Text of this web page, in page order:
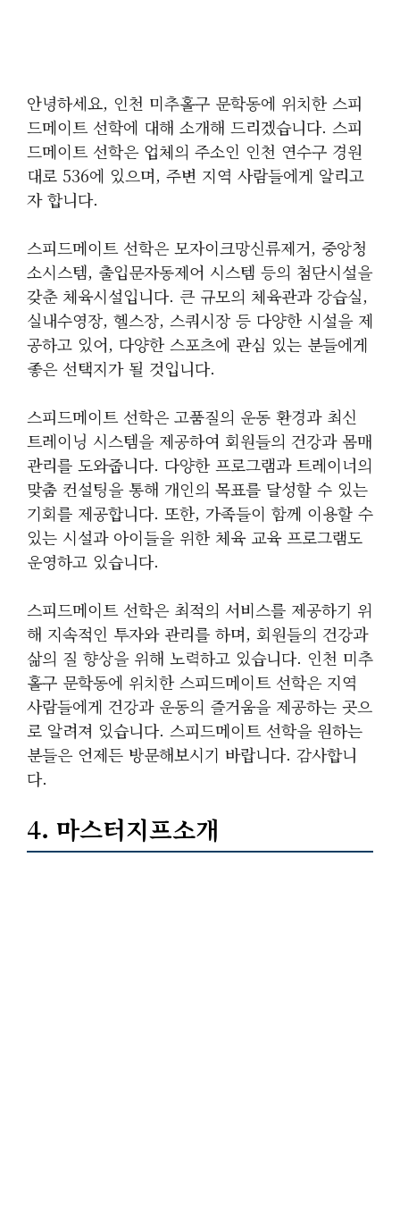
안녕하세요, 인천 미추홀구 문학동에 위치한 스피
드메이트 선학에 대해 소개해 드리겠습니다. 스피
드메이트 선학은 업체의 주소인 인천 연수구 경원
대로 536에 있으며, 주변 지역 사람들에게 알리고
자 합니다.
스피드메이트 선학은 모자이크망신류제거, 중앙청
소시스템, 출입문자동제어 시스템 등의 첨단시설을
갖춘 체육시설입니다. 큰 규모의 체육관과 강습실,
실내수영장, 헬스장, 스쿼시장 등 다양한 시설을 제
공하고 있어, 다양한 스포츠에 관심 있는 분들에게
좋은 선택지가 될 것입니다.
스피드메이트 선학은 고품질의 운동 환경과 최신
트레이닝 시스템을 제공하여 회원들의 건강과 몸매
관리를 도와줍니다. 다양한 프로그램과 트레이너의
맞춤 컨설팅을 통해 개인의 목표를 달성할 수 있는
기회를 제공합니다. 또한, 가족들이 함께 이용할 수
있는 시설과 아이들을 위한 체육 교육 프로그램도
운영하고 있습니다.
스피드메이트 선학은 최적의 서비스를 제공하기 위
해 지속적인 투자와 관리를 하며, 회원들의 건강과
삶의 질 향상을 위해 노력하고 있습니다. 인천 미추
홀구 문학동에 위치한 스피드메이트 선학은 지역
사람들에게 건강과 운동의 즐거움을 제공하는 곳으
로 알려져 있습니다. 스피드메이트 선학을 원하는
분들은 언제든 방문해보시기 바랍니다. 감사합니
다.
4. 마스터지프소개